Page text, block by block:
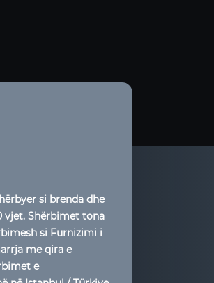
si brenda dhe
vjet. Shërbimet tona
si Furnizimi i
me qira e
e